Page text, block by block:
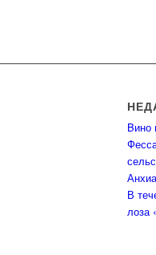
Βино
В
лоза